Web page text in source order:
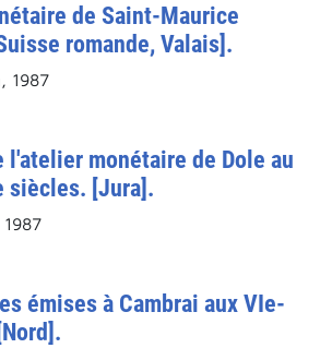
de Saint-Maurice
romande, Valais].
1987
l'atelier monétaire de Dole au
siècles. [Jura].
1987
émises à Cambrai aux VIe-